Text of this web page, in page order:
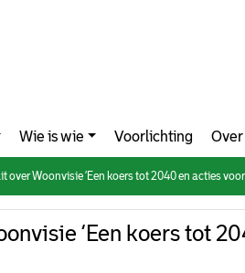
Wie is wie Voorlichting
over Woonvisie ‘Een koers tot 2040 en acties voor de
‘Een koers tot